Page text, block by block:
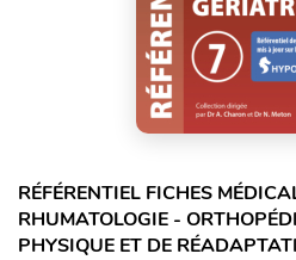
RÉFÉRENTIEL FICHES
RHUMATOLOGIE -
PHYSIQUE ET DE